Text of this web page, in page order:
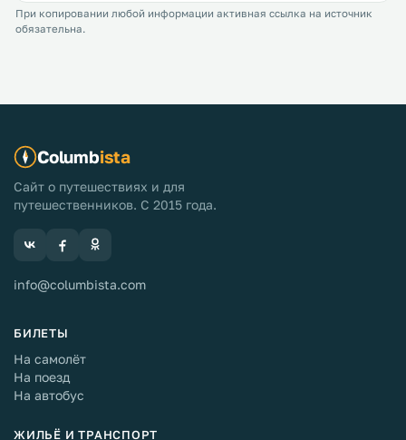
При копировании любой информации активная ссылка на источник
обязательна.
Columbista
Сайт о путешествиях и для
путешественников. С 2015 года.
info@columbista.com
БИЛЕТЫ
На самолёт
На поезд
На автобус
ЖИЛЬЁ И ТРАНСПОРТ